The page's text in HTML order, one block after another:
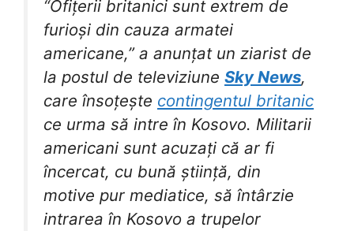
“Ofițerii britanici sunt extrem de
furioși din cauza armatei
americane,” a anunțat un ziarist de
la postul de televiziune Sky News,
care însoțește contingentul britanic
ce urma să intre în Kosovo. Militarii
americani sunt acuzați că ar fi
încercat, cu bună știință, din
motive pur mediatice, să întârzie
intrarea în Kosovo a trupelor